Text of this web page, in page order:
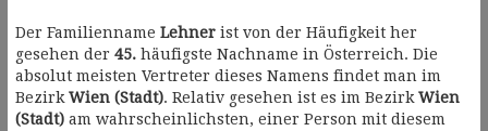
Der Familienname Lehner ist von der Häufigkeit her
gesehen der 45. häufigste Nachname in Österreich. Die
absolut meisten Vertreter dieses Namens findet man im
Bezirk Wien (Stadt). Relativ gesehen ist es im Bezirk Wien
(Stadt) am wahrscheinlichsten, einer Person mit diesem